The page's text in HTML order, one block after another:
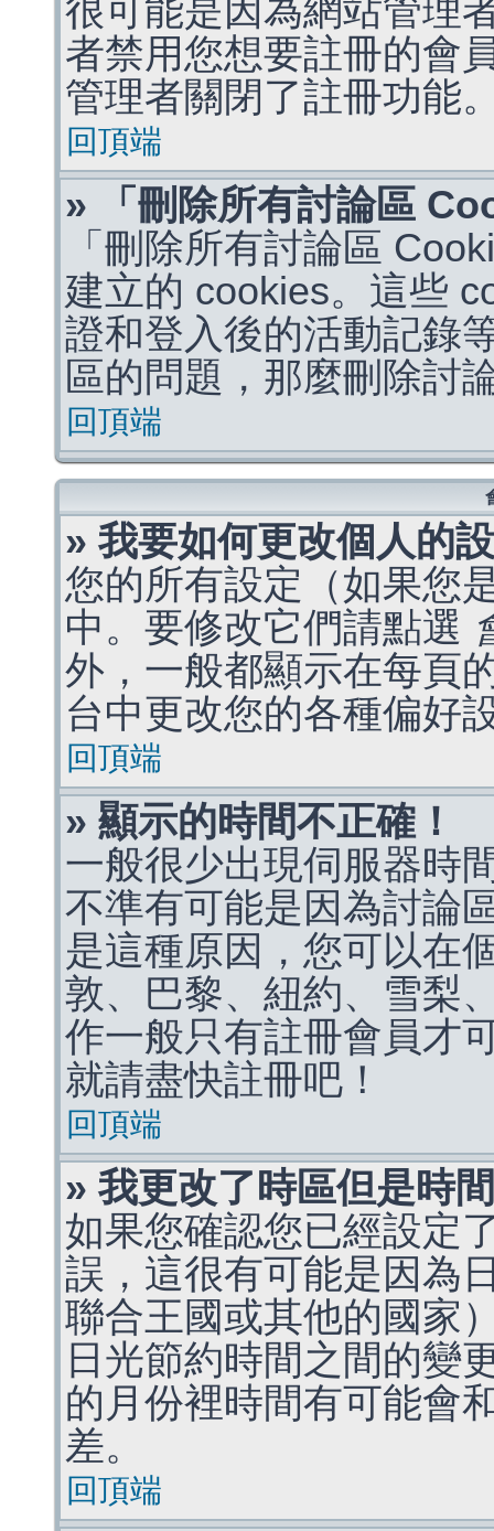
很可能是因為網站管理
者禁用您想要註冊的會
管理者關閉了註冊功能
回頂端
» 「刪除所有討論區
「刪除所有討論區
建立的 cookies。這些
證和登入後的活動記錄
區的問題，那麼刪除討
回頂端
» 我要如何更改個人的
您的所有設定（如果您
中。要修改它們請點選
外，一般都顯示在每頁
台中更改您的各種偏好
回頂端
» 顯示的時間不正確！
一般很少出現伺服器時
不準有可能是因為討論
是這種原因，您可以在
敦、巴黎、紐約、雪梨
作一般只有註冊會員才
就請盡快註冊吧！
回頂端
» 我更改了時區但是時
如果您確認您已經設定
誤，這很有可能是因為
聯合王國或其他的國家
日光節約時間之間的變
的月份裡時間有可能會
差。
回頂端